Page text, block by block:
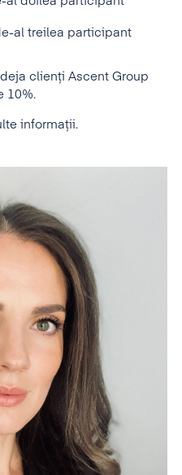
al treilea participant
clienți Ascent Group
10%.
informații.